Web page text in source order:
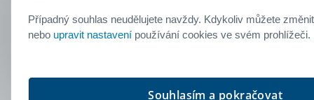
vstřícnost
S průběhem uzavření smlouvy jsem byl/a
Případný souhlas neudělujete navždy. Kdykoliv můžete
nebo upravit nastavenípoužívání cookies ve svém
Souhlasím a pokračovat